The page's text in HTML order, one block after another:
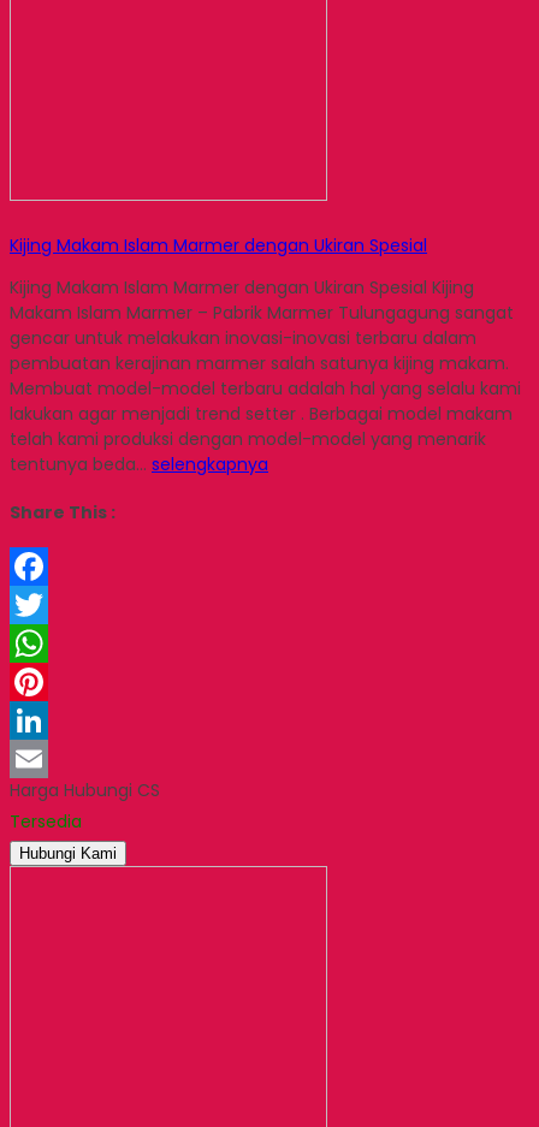
Kijing Makam Islam Marmer dengan Ukiran Spesial
Kijing Makam Islam Marmer dengan Ukiran Spesial Kijing
Makam Islam Marmer – Pabrik Marmer Tulungagung sangat
gencar untuk melakukan inovasi-inovasi terbaru dalam
pembuatan kerajinan marmer salah satunya kijing makam.
Membuat model-model terbaru adalah hal yang selalu kami
lakukan agar menjadi trend setter . Berbagai model makam
telah kami produksi dengan model-model yang menarik
tentunya beda… selengkapnya
Share This :
Facebook
Twitter
WhatsApp
Pinterest
LinkedIn
Email
Harga Hubungi CS
Tersedia
Hubungi Kami